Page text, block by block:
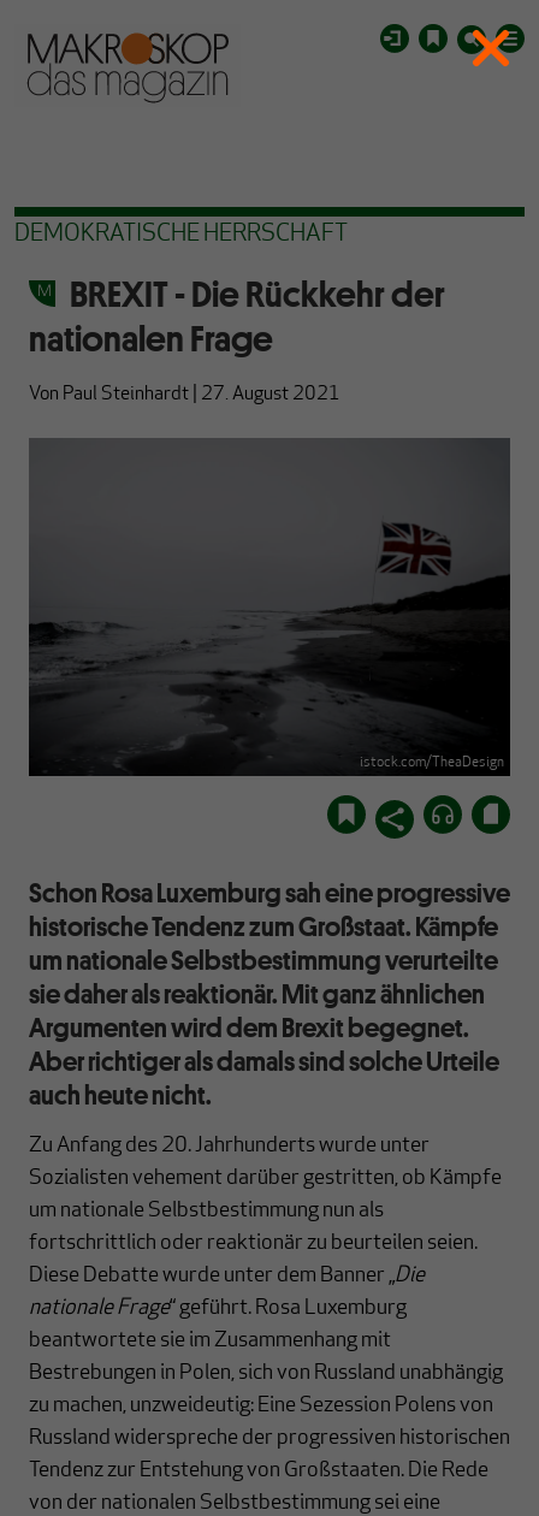
DEMOKRATISCHE HERRSCHAFT
BREXIT - Die Rückkehr der
nationalen Frage
Von Paul Steinhardt 27. August 2021
istock.com/TheaDesign
Schon Rosa Luxemburg sah eine progressive
historische Tendenz zum Großstaat. Kämpfe
um nationale Selbstbestimmung verurteilte
sie daher als reaktionär. Mit ganz ähnlichen
Argumenten wird dem Brexit begegnet.
Aber richtiger als damals sind solche Urteile
auch heute nicht.
Zu Anfang des 20. Jahrhunderts wurde unter
Sozialisten vehement darüber gestritten, ob Kämpfe
um nationale Selbstbestimmung nun als
fortschrittlich oder reaktionär zu beurteilen seien.
Diese Debatte wurde unter dem Banner „Die
nationale Frage“ geführt. Rosa Luxemburg
beantwortete sie im Zusammenhang mit
Bestrebungen in Polen, sich von Russland unabhängig
zu machen, unzweideutig: Eine Sezession Polens von
Russland widerspreche der progressiven historischen
Tendenz zur Entstehung von Großstaaten. Die Rede
von der nationalen Selbstbestimmung sei eine